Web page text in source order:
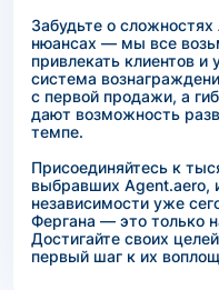
Забудьте о сложностях
нюансах — мы все
привлекать клиентов
система
с первой продажи, а
дают возможность
темпе.
Присоединяйтесь к
выбравших Agent.aero,
независимости уже
Фергана — это только
Достигайте своих
первый шаг к их